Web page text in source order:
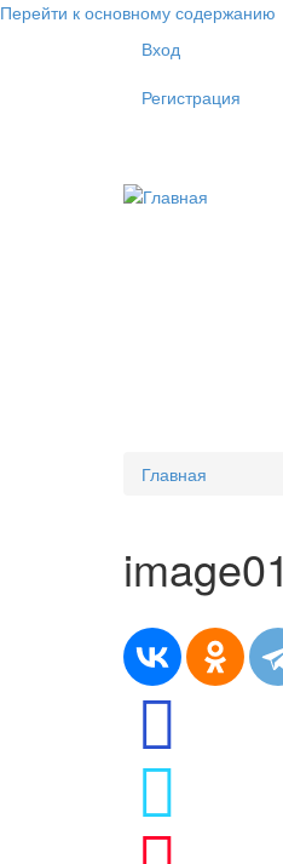
Перейти к основному содержанию
Вход
Регистрация
Главная